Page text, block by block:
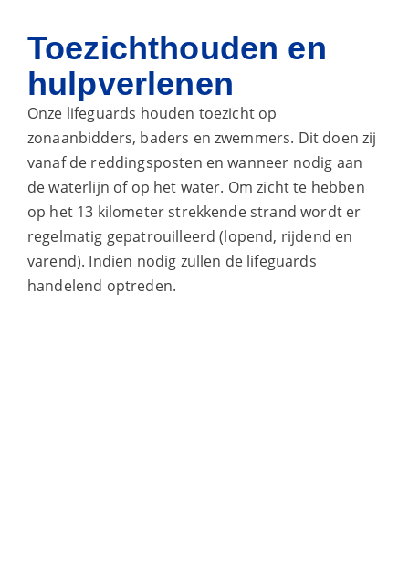
Toezichthouden en
hulpverlenen
Onze lifeguards houden toezicht op
zonaanbidders, baders en zwemmers. Dit doen zij
vanaf de reddingsposten en wanneer nodig aan
de waterlijn of op het water. Om zicht te hebben
op het 13 kilometer strekkende strand wordt er
regelmatig gepatrouilleerd (lopend, rijdend en
varend). Indien nodig zullen de lifeguards
handelend optreden.